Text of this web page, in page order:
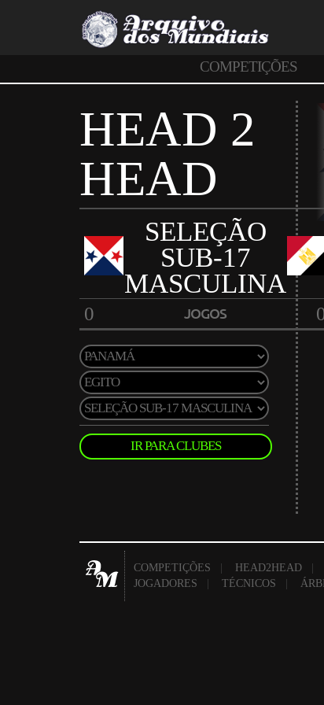
COMPETIÇÕES
HEAD 2
HEAD
SELEÇÃO
SUB-17
MASCULINA
0 JOGOS
IR PARA CLUBES
COMPETIÇÕES HEAD2HEAD
JOGADORES |TÉCNICOS |